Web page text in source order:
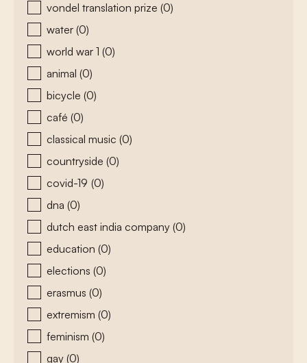
vondel translation prize (0)
water (0)
world war 1 (0)
animal (0)
bicycle (0)
café (0)
classical music (0)
countryside (0)
covid-19 (0)
dna (0)
dutch east india company (0)
education (0)
elections (0)
erasmus (0)
extremism (0)
feminism (0)
gay (0)